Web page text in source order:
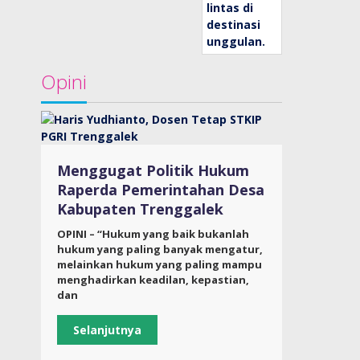
Opini
Menggugat Politik Hukum
Raperda Pemerintahan Desa
Kabupaten Trenggalek
OPINI – “Hukum yang baik bukanlah
hukum yang paling banyak mengatur,
melainkan hukum yang paling mampu
menghadirkan keadilan, kepastian,
dan
Selanjutnya